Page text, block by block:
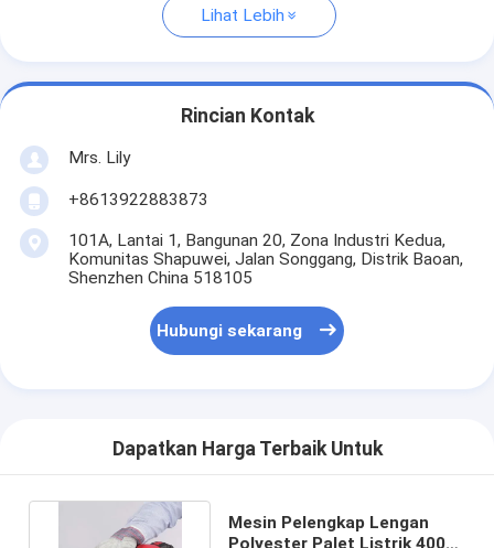
Lihat Lebih
Rincian Kontak
Mrs. Lily
+8613922883873
101A, Lantai 1, Bangunan 20, Zona Industri Kedua,
Komunitas Shapuwei, Jalan Songgang, Distrik Baoan,
Shenzhen China 518105
Hubungi sekarang
Dapatkan Harga Terbaik Untuk
Mesin Pelengkap Lengan
Polyester Palet Listrik 400N-